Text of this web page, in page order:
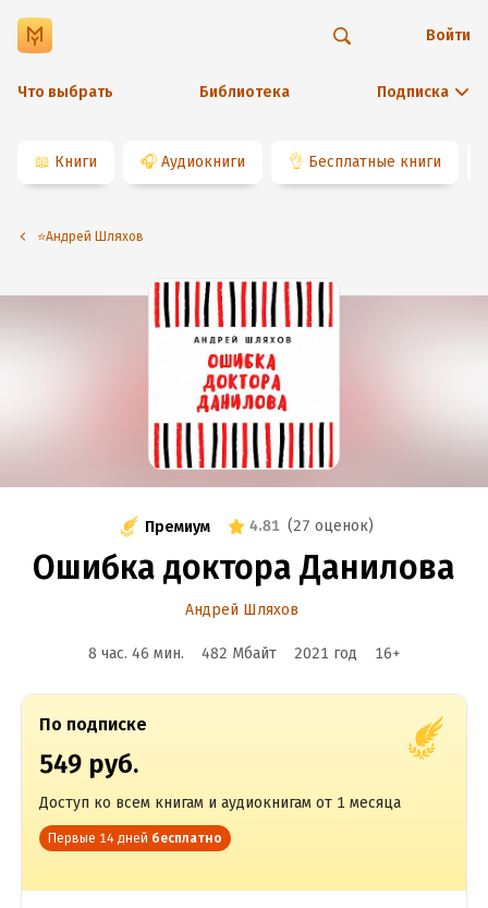
Что выбрать Библиотека Подписка
Войти
📖 Книги 🎧 Аудиокниги 👌 Бесплатные книги
⭐️Андрей Шляхов
Премиум 4.81 (27 оценок)
Ошибка доктора Данилова
Андрей Шляхов
8 час. 46 мин. 482 Мбайт 2021 год 16+
По подписке
549 руб.
Доступ ко всем книгам и аудиокнигам от 1 месяца
Первые 14 дней бесплатно